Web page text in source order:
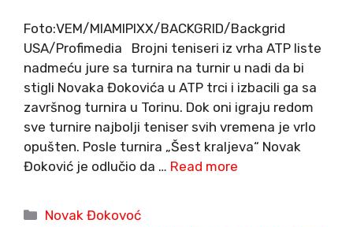
Foto:VEM/MIAMIPIXX/BACKGRID/Backgrid
USA/Profimedia Brojni teniseri iz vrha ATP liste
nadmeću jure sa turnira na turnir u nadi da bi
stigli Novaka Đokovića u ATP trci i izbacili ga sa
završnog turnira u Torinu. Dok oni igraju redom
sve turnire najbolji teniser svih vremena je vrlo
opušten. Posle turnira „Šest kraljeva“ Novak
Đoković je odlučio da … Read more
Categories
Novak Đokovoć